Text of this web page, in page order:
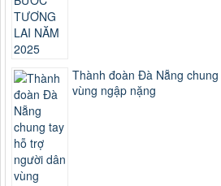
Thành đoàn Đà Nẵng
vùng ngập nặng